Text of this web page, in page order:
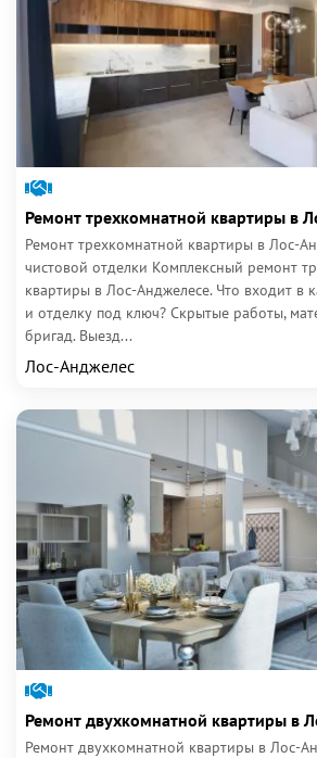
Ремонт трехкомнатной квартиры в
Ремонт трехкомнатной квартиры в Лос-
чистовой отделки Комплексный ремонт
квартиры в Лос-Анджелесе. Что входит в
и отделку под ключ? Скрытые работы,
бригад. Выезд...
Лос-Анджелес
Ремонт двухкомнатной квартиры в
Ремонт двухкомнатной квартиры в Лос-